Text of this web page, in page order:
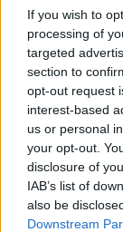
If you wish to
processing of
targeted
section to
opt-out request
interest-based
us or personal
your opt-out.
disclosure of
IAB’s list of
also be
Downstream